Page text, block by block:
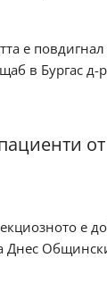
е
в Бургас
е